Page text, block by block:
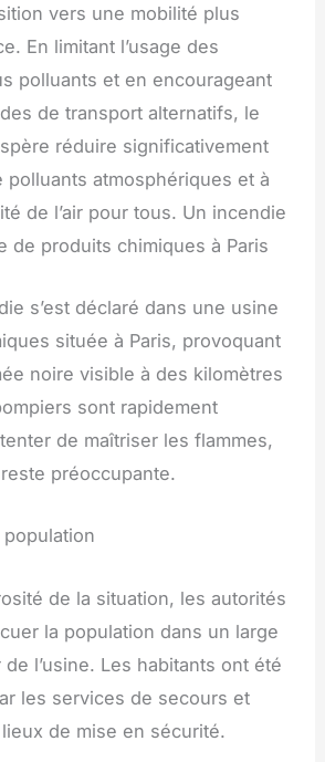
vers une mobilité plus
En limitant l’usage des
polluants et en encourageant
de transport alternatifs, le
réduire significativement
polluants atmosphériques et à
de l’air pour tous. Un incendie
de produits chimiques à Paris
s’est déclaré dans une usine
située à Paris, provoquant
noire visible à des kilomètres
sont rapidement
de maîtriser les flammes,
préoccupante.
population
de la situation, les autorités
la population dans un large
l’usine. Les habitants ont été
les services de secours et
de mise en sécurité.